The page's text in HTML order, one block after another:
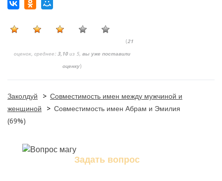
(21
оценок, среднее: 3,10из 5, вы уже поставили
оценку)
Заколдуй > Совместимость имен между мужчиной и
женщиной
> Совместимость имен Абрам и Эмилия
(69%)
Задать вопрос